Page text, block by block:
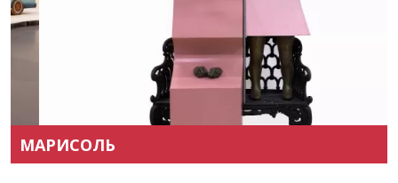
МАРИСОЛЬ